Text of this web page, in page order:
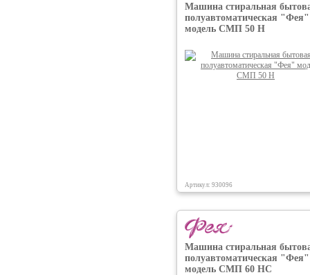
Машина стиральная
полуавтоматическая "Фея"
модель СМП 50 Н
Артикул: 930096
Машина стиральная
полуавтоматическая "Фея"
модель СМП 60 НС